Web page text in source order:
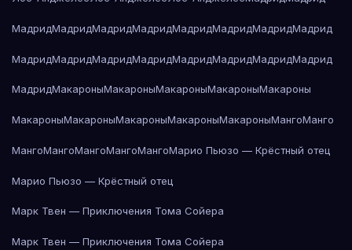
МадридМадридМадридМадридМадридМадридМадридМадрид
МадридМадридМадридМадридМадридМадридМадридМадрид
МадридМакароныМакароныМакароныМакароныМакароны
МакароныМакароныМакароныМакароныМакароныМангоМанго
МангоМангоМангоМангоМангоМарио Пьюзо — Крёстный отец
Марио Пьюзо — Крёстный отец
Марк Твен — Приключения Тома Сойера
Марк Твен — Приключения Тома Сойера